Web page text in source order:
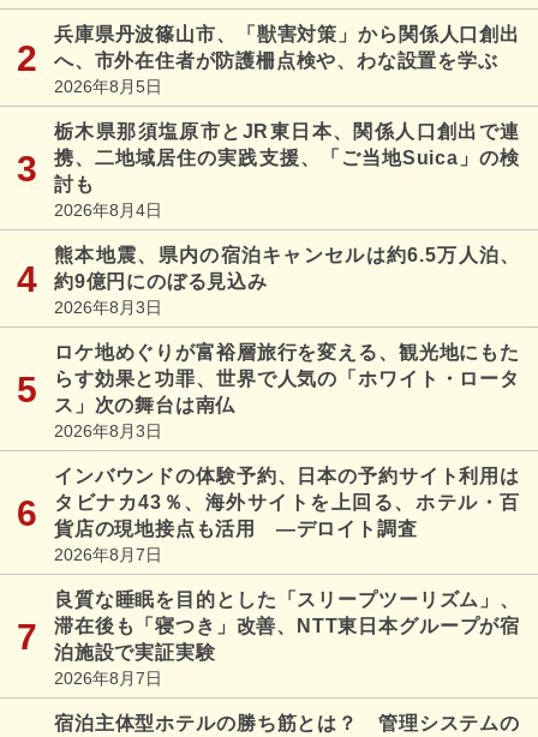
兵庫県丹波篠山市、「獣害対策」から関係人口創出
へ、市外在住者が防護柵点検や、わな設置を学ぶ
2026年8月5日
栃木県那須塩原市とJR東日本、関係人口創出で連
携、二地域居住の実践支援、「ご当地Suica」の検
討も
2026年8月4日
熊本地震、県内の宿泊キャンセルは約6.5万人泊、
約9億円にのぼる見込み
2026年8月3日
ロケ地めぐりが富裕層旅行を変える、観光地にもた
らす効果と功罪、世界で人気の「ホワイト・ロータ
ス」次の舞台は南仏
2026年8月3日
インバウンドの体験予約、日本の予約サイト利用は
タビナカ43％、海外サイトを上回る、ホテル・百
貨店の現地接点も活用 ―デロイト調査
2026年8月7日
良質な睡眠を目的とした「スリープツーリズム」、
滞在後も「寝つき」改善、NTT東日本グループが宿
泊施設で実証実験
2026年8月7日
宿泊主体型ホテルの勝ち筋とは？ 管理システムの